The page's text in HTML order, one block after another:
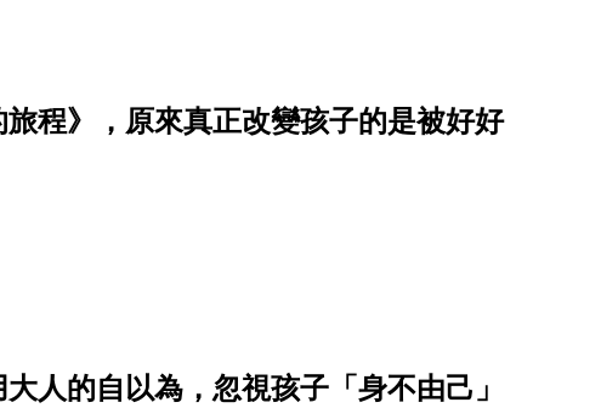
程》，原來真正改變孩子的是被好好
人的自以為，忽視孩子「身不由己」